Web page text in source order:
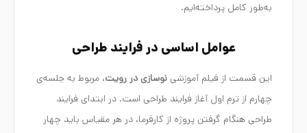
به‌طور کامل پرداخته‌ایم.
عوامل اساسی در فرایند طراحی
این قسمت از فیلم آموزشینوسازی در رویت، مربوط به جلسه‌ی
چهارم از ترم اول آغاز فرایند طراحی است. در ابتدای فرایند
طراحی هنگام گرفتن پروژه از کارفرما، در هر مقیاس باید چهار